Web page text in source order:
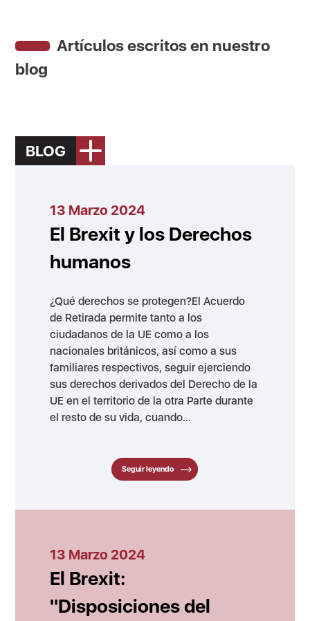
Artículos escritos en nuestro
blog
BLOG
13 Marzo 2024
El Brexit y los Derechos
humanos
¿Qué derechos se protegen?El Acuerdo
de Retirada permite tanto a los
ciudadanos de la UE como a los
nacionales británicos, así como a sus
familiares respectivos, seguir ejerciendo
sus derechos derivados del Derecho de la
UE en el territorio de la otra Parte durante
el resto de su vida, cuando...
Seguir leyendo
13 Marzo 2024
El Brexit:
"Disposiciones del